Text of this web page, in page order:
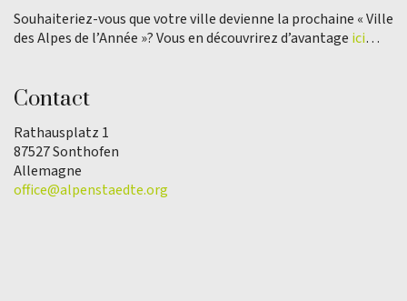
Souhaiteriez-vous que votre ville devienne la prochaine « Ville
des Alpes de l’Année »? Vous en découvrirez d’avantage ici…
Contact
Rathausplatz 1
87527 Sonthofen
Allemagne
office@alpenstaedte.org